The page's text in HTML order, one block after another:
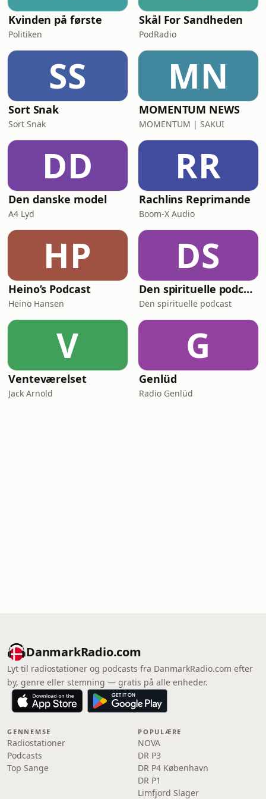
Kvinden på første
Politiken
Skål For Sandheden
PodRadio
SS
Sort Snak
Sort Snak
MN
MOMENTUM NEWS
MOMENTUM | SAKUI
DD
Den danske model
A4 Lyd
RR
Rachlins Reprimande
Boom-X Audio
HP
Heino’s Podcast
Heino Hansen
DS
Den spirituelle podcast
Den spirituelle podcast
V
Venteværelset
Jack Arnold
G
Genlüd
Radio Genlüd
DanmarkRadio.com
Lyt til radiostationer og podcasts fra DanmarkRadio.com efter
by, genre eller stemning — gratis på alle enheder.
GENNEMSE
Radiostationer
Podcasts
Top Sange
POPULÆRE
NOVA
DR P3
DR P4 København
DR P1
Limfjord Slager